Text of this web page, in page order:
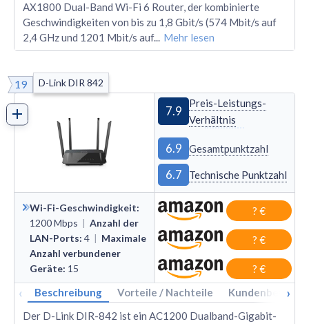
AX1800 Dual-Band Wi-Fi 6 Router, der kombinierte
Geschwindigkeiten von bis zu 1,8 Gbit/s (574 Mbit/s auf
2,4 GHz und 1201 Mbit/s auf... Mehr lesen
19 D-Link DIR 842
7.9
Preis-Leistungs-
Verhältnis
6.9 Gesamtpunktzahl
6.7 Technische Punktzahl
Wi-Fi-Geschwindigkeit:
1200Mbps | Anzahl der
LAN-Ports: 4 | Maximale
Anzahl verbundener
Geräte: 15
? €
? €
? €
‹ Beschreibung Vorteile / Nachteile ›
Der D-Link DIR-842 ist ein AC1200 Dualband-Gigabit-